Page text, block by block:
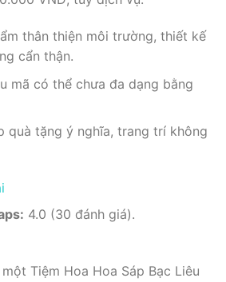
thân thiện môi trường, thiết kế
cẩn thận.
mã có thể chưa đa dạng bằng
quà tặng ý nghĩa, trang trí không
4.0 (30 đánh giá).
Tiệm Hoa Hoa Sáp Bạc Liêu